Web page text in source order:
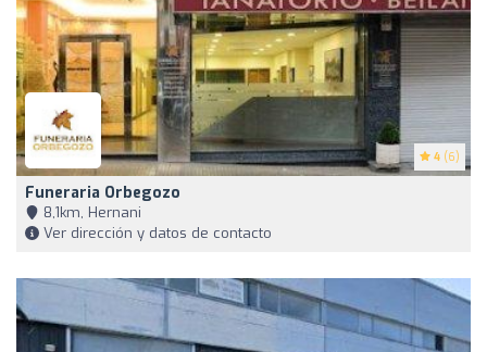
4 (6)
Funeraria Orbegozo
8,1km, Hernani
Ver dirección y datos de contacto